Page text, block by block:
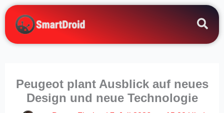
Zum
Inhalt
springen
Peugeot plant Ausblick auf neues
Design und neue Technologie